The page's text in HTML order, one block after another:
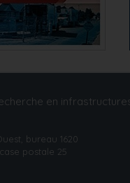
en
bureau 1620
postale 25